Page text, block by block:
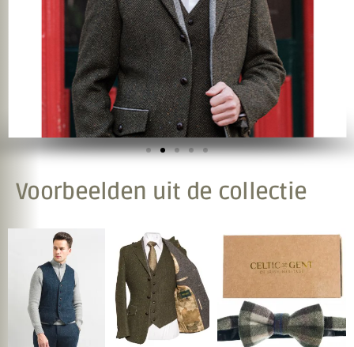
Voorbeelden uit de collectie